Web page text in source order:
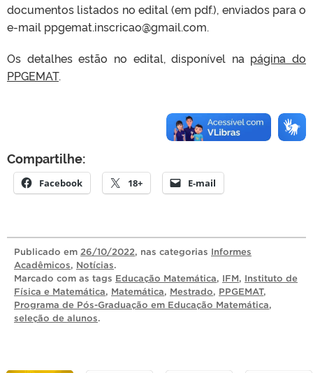
documentos listados no edital (em pdf.), enviados para o
e-mail ppgemat.inscricao@gmail.com.
Os detalhes estão no edital, disponível na página do
PPGEMAT.
Compartilhe:
Facebook 18+ E-mail
Publicado em 26/10/2022, nas categorias Informes
Acadêmicos, Notícias.
Marcado com as tags Educação Matemática, IFM, Instituto de
Física e Matemática, Matemática, Mestrado, PPGEMAT,
Programa de Pós-Graduação em Educação Matemática,
seleção de alunos.